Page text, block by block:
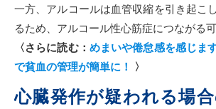
一方、アルコールは血管収縮を引き起こ
るため、アルコール性心筋症につながる
〈さらに読む： めまいや倦怠感を感じま
で貧血の管理が簡単に！ 〉
心臓発作が疑われる場合